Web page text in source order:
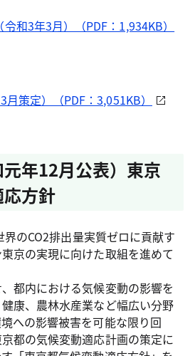
和3年3月）（PDF：1,934KB）
策定）（PDF：3,051KB）
元年12月公表）東京
方針
のCO2排出量実質ゼロに貢献す
京の実現に向けた取組を進めて
都内における気候変動の影響を
康、農林水産業など幅広い分野
への影響被害を可能な限り回
都の気候変動適応計画の策定に